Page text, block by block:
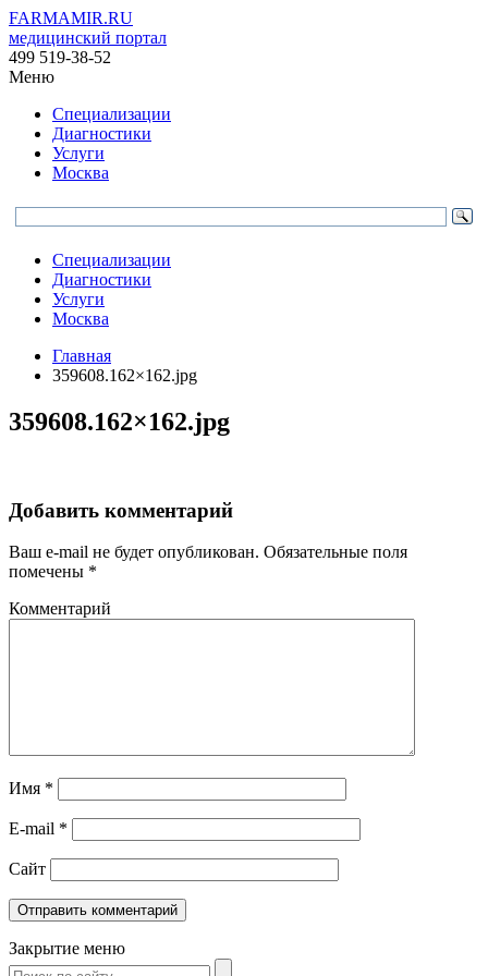
FARMAMIR.RU
медицинский портал
499 519-38-52
Меню
Специализации
Диагностики
Услуги
Москва
Специализации
Диагностики
Услуги
Москва
Главная
359608.162×162.jpg
359608.162×162.jpg
Добавить комментарий
Ваш e-mail не будет опубликован. Обязательные поля
помечены *
Комментарий
Имя *
E-mail *
Сайт
Закрытие меню